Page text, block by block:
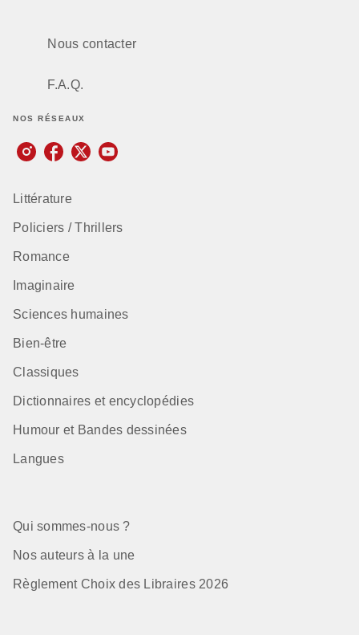
Nous contacter
F.A.Q.
NOS RÉSEAUX
Littérature
Policiers / Thrillers
Romance
Imaginaire
Sciences humaines
Bien-être
Classiques
Dictionnaires et encyclopédies
Humour et Bandes dessinées
Langues
Qui sommes-nous ?
Nos auteurs à la une
Règlement Choix des Libraires 2026